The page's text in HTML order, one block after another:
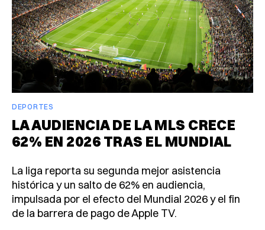
DEPORTES
LA AUDIENCIA DE LA MLS CRECE
62% EN 2026 TRAS EL MUNDIAL
La liga reporta su segunda mejor asistencia
histórica y un salto de 62% en audiencia,
impulsada por el efecto del Mundial 2026 y el fin
de la barrera de pago de Apple TV.